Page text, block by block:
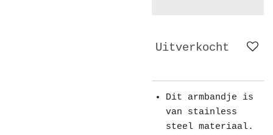
Uitverkocht
Dit armbandje is
van stainless
steel materiaal.